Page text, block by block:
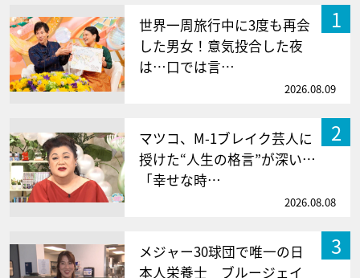
1
世界一周旅行中に3度も再会
した男女！意気投合した夜
は…口では言…
2026.08.09
2
マツコ、M-1ブレイク芸人に
授けた“人生の格言”が深い…
「幸せな時…
2026.08.08
3
メジャー30球団で唯一の日
本人栄養士 ブルージェイ